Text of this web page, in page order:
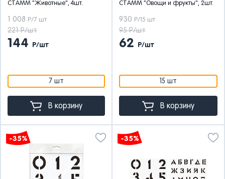
СТАММ "Животные", 4шт.
1 008 Р/7 шт
221 Р/шт
144 Р/шт
7 шт
В корзину
СТАММ "Овощи и фрукты", 2шт.
930 Р/15 шт
95 Р/шт
62 Р/шт
15 шт
В корзину
-35% -35%